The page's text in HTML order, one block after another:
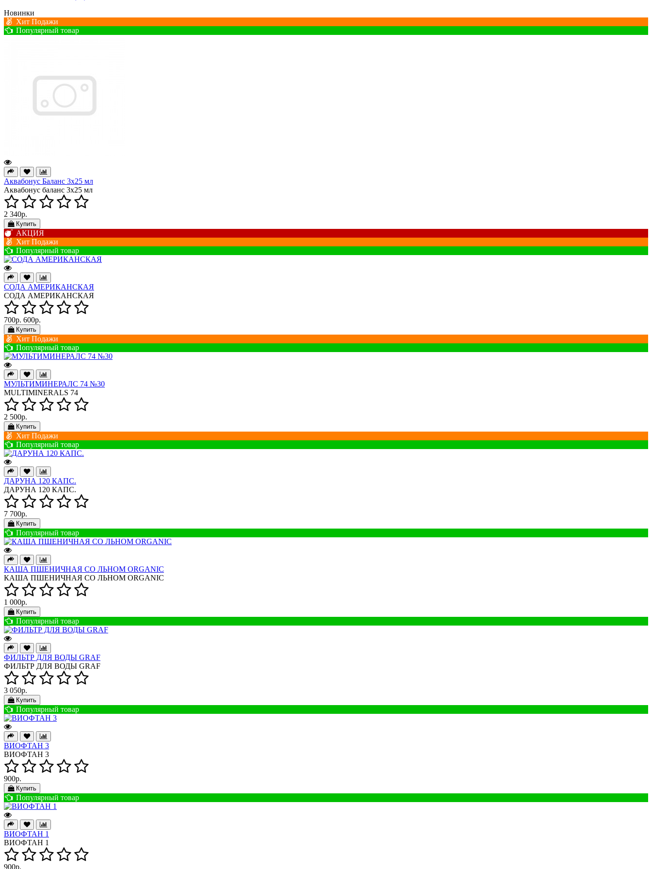
Новинки
Хит Подажи
Популярный товар
Аквабонус Баланс 3х25 мл
Аквабонус баланс 3х25 мл
2 340р.
Купить
АКЦИЯ
Хит Подажи
Популярный товар
СОДА АМЕРИКАНСКАЯ
СОДА АМЕРИКАНСКАЯ
700р. 600р.
Купить
Хит Подажи
Популярный товар
МУЛЬТИМИНЕРАЛС 74 №30
MULTIMINERALS 74
2 500р.
Купить
Хит Подажи
Популярный товар
ДАРУНА 120 КАПС.
ДАРУНА 120 КАПС.
7 700р.
Купить
Популярный товар
КАША ПШЕНИЧНАЯ СО ЛЬНОМ ORGANIC
КАША ПШЕНИЧНАЯ СО ЛЬНОМ ORGANIC
1 000р.
Купить
Популярный товар
ФИЛЬТР ДЛЯ ВОДЫ GRAF
ФИЛЬТР ДЛЯ ВОДЫ GRAF
3 050р.
Купить
Популярный товар
ВИОФТАН 3
ВИОФТАН 3
900р.
Купить
Популярный товар
ВИОФТАН 1
ВИОФТАН 1
900р.